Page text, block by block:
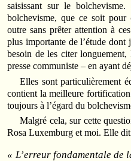
saisissant sur le
bolchevisme, que ce soit
outre sans prêter attention à
plus importante de l’étude dont
besoin de les citer
presse communiste – en ayant
Elles sont particulièrement
contient la meilleure
toujours à l’égard du
Malgré cela, sur cette
Rosa Luxemburg et moi. Elle
« L’erreur fondamentale de